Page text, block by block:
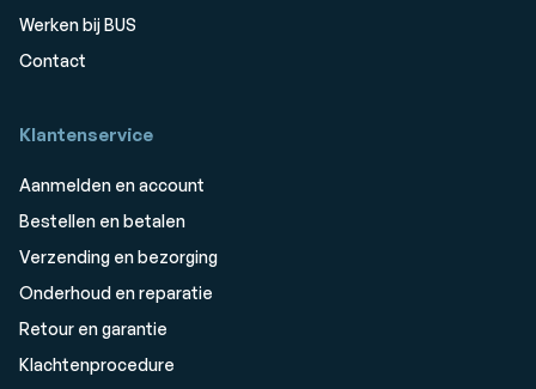
Werken bij BUS
Contact
Klantenservice
Aanmelden en account
Bestellen en betalen
Verzending en bezorging
Onderhoud en reparatie
Retour en garantie
Klachtenprocedure